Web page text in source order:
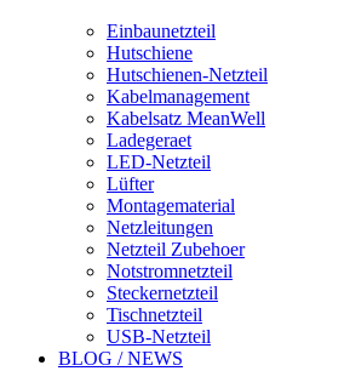
Einbaunetzteil
Hutschiene
Hutschienen-Netzteil
Kabelmanagement
Kabelsatz MeanWell
Ladegeraet
LED-Netzteil
Lüfter
Montagematerial
Netzleitungen
Netzteil Zubehoer
Notstromnetzteil
Steckernetzteil
Tischnetzteil
USB-Netzteil
BLOG / NEWS